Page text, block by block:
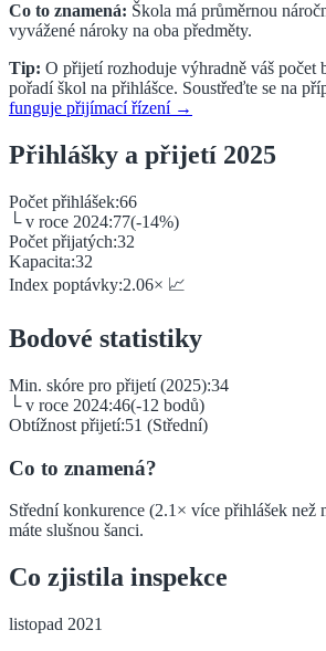
Co to znamená: Škola má průměrnou
vyvážené nároky na oba předměty.
Tip: O přijetí rozhoduje výhradně váš počet
pořadí škol na přihlášce. Soustřeďte se na
funguje přijímací řízení →
Přihlášky a přijetí 2025
Počet přihlášek:66
└ v roce 2024:77(-14%)
Počet přijatých:32
Kapacita:32
Index poptávky:2.06× 📈
Bodové statistiky
Min. skóre pro přijetí (2025):34
└ v roce 2024:46(-12 bodů)
Obtížnost přijetí:51 (Střední)
Co to znamená?
Střední konkurence (2.1× více přihlášek než
máte slušnou šanci.
Co zjistila inspekce
listopad 2021